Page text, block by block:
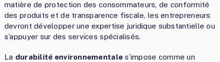
matière de protection des consommateurs, de conformité
des produits et de transparence fiscale, les entrepreneurs
devront développer une expertise juridique substantielle ou
s’appuyer sur des services spécialisés.
La durabilité environnementale s’impose comme un